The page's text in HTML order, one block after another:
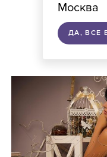
Москва
ДА, ВСЕ